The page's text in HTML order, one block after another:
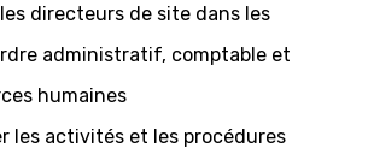
directeurs de site dans les
administratif, comptable et
humaines
les activités et les procédures